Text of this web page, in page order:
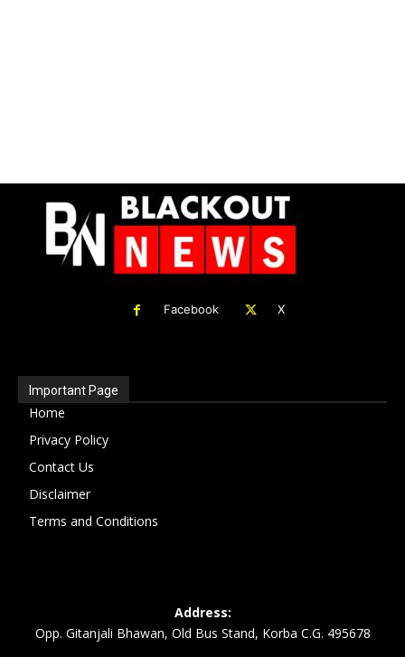
Facebook X
Important Page
Home
Privacy Policy
Contact Us
Disclaimer
Terms and Conditions
Address:
Opp. Gitanjali Bhawan, Old Bus Stand, Korba C.G. 495678